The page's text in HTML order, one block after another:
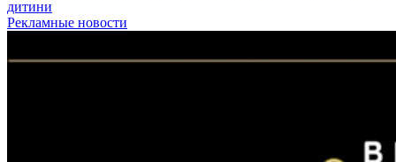
дитини
Рекламные новости